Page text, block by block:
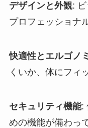
デザインと外観: ビ
プロフェッショナ
快適性とエルゴノ
くいか、体にフィ
セキュリティ機能:
めの機能が備わっ